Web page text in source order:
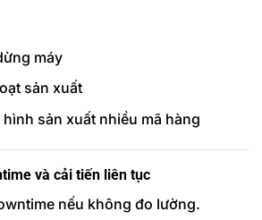
máy
sản xuất
sản xuất nhiều mã hàng
và cải tiến liên tục
nếu không đo lường.